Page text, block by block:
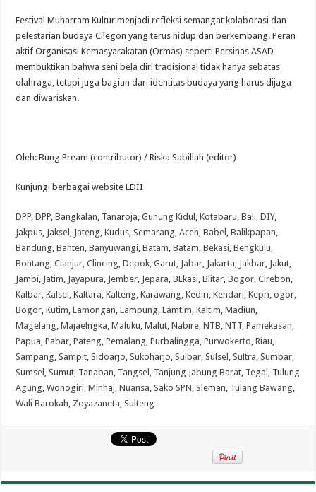
Festival Muharram Kultur menjadi refleksi semangat kolaborasi dan
pelestarian budaya Cilegon yang terus hidup dan berkembang. Peran
aktif Organisasi Kemasyarakatan (Ormas) seperti Persinas ASAD
membuktikan bahwa seni bela diri tradisional tidak hanya sebatas
olahraga, tetapi juga bagian dari identitas budaya yang harus dijaga
dan diwariskan.
Oleh: Bung Pream (contributor) / Riska Sabillah (editor)
Kunjungi berbagai website LDII
DPP ,DPP ,Bangkalan Tanaroja ,Gunung Kidul ,Kotabaru ,Bali ,DIY,
Jakpus Jaksel Jateng ,Kudus ,Semarang ,Aceh ,Babel ,Balikpapan
Bandung ,Banten ,Banyuwangi ,Batam ,Batam ,Bekasi ,Bengkulu
Bontang ,Cianjur ,Clincing ,Depok ,Garut Jabar Jakarta Jakbar Jakut
Jambi Jatim Jayapura Jember Jepara ,BEkasi ,Blitar ,Bogor ,Cirebon
Kalbar ,Kalsel ,Kaltara ,Kalteng ,Karawang ,Kediri ,Kendari ,Kepri ,ogor
Bogor ,Kutim ,Lamongan ,Lampung ,Lamtim ,Kaltim ,Madiun
Magelang ,Majaelngka ,Maluku ,Malut ,Nabire ,NTB ,NTT ,Pamekasan
Papua ,Pabar ,Pateng ,Pemalang ,Purbalingga ,Purwokerto ,Riau
Sampang ,Sampit ,Sidoarjo ,Sukoharjo ,Sulbar ,Sulsel ,Sultra ,Sumbar
Sumsel ,Sumut Tanaban Tangsel Tanjung Jabung Barat Tegal Tulung
Agung ,Wonogiri ,Minhaj ,Nuansa ,Sako SPN ,Sleman Tulang Bawang
Wali Barokah Zoyazaneta ,Sulteng